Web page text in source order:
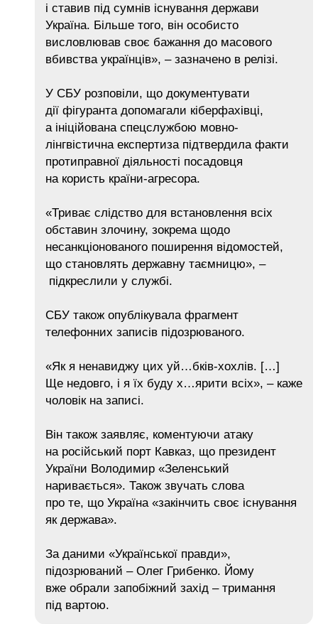
і ставив під сумнів існування держави
Україна. Більше того, він особисто
висловлював своє бажання до масового
вбивства українців», – зазначено в релізі.
У СБУ розповіли, що документувати
дії фігуранта допомагали кіберфахівці,
а ініційована спецслужбою мовно-
лінгвістична експертиза підтвердила факти
протиправної діяльності посадовця
на користь країни-агресора.
«Триває слідство для встановлення всіх
обставин злочину, зокрема щодо
несанкціонованого поширення відомостей,
що становлять державну таємницю», –
підкреслили у службі.
СБУ також опублікувала фрагмент
телефонних записів підозрюваного.
«Як я ненавиджу цих уй…бків-хохлів. […]
Ще недовго, і я їх буду х…ярити всіх», – каже
чоловік на записі.
Він також заявляє, коментуючи атаку
на російський порт Кавказ, що президент
України Володимир «Зеленський
наривається». Також звучать слова
про те, що Україна «закінчить своє існування
як держава».
За даними «Української правди»,
підозрюваний – Олег Грибенко. Йому
вже обрали запобіжний захід – тримання
під вартою.